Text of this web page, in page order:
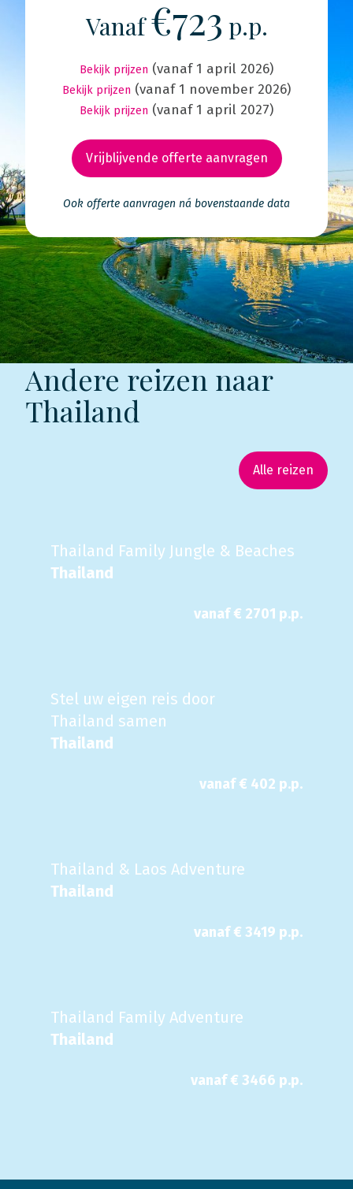
Vanaf€723 p.p.
Bekijk prijzen (vanaf 1 april 2026)
Bekijk prijzen (vanaf 1 november 2026)
Bekijk prijzen (vanaf 1 april 2027)
Vrijblijvende offerte aanvragen
Ook offerte aanvragen ná bovenstaande data
Andere reizen naar
Thailand
Alle reizen
Thailand Family Jungle & Beaches
Thailand
vanaf € 2701 p.p.
Stel uw eigen reis door
Thailand samen
Thailand
vanaf € 402 p.p.
Thailand & Laos Adventure
Thailand
vanaf € 3419 p.p.
Thailand Family Adventure
Thailand
vanaf € 3466 p.p.